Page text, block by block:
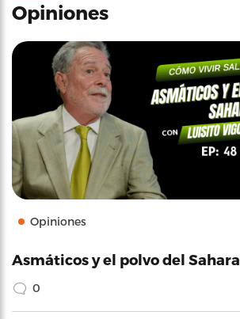
Opiniones
Opiniones
Asmáticos y el polvo del Sahara
0